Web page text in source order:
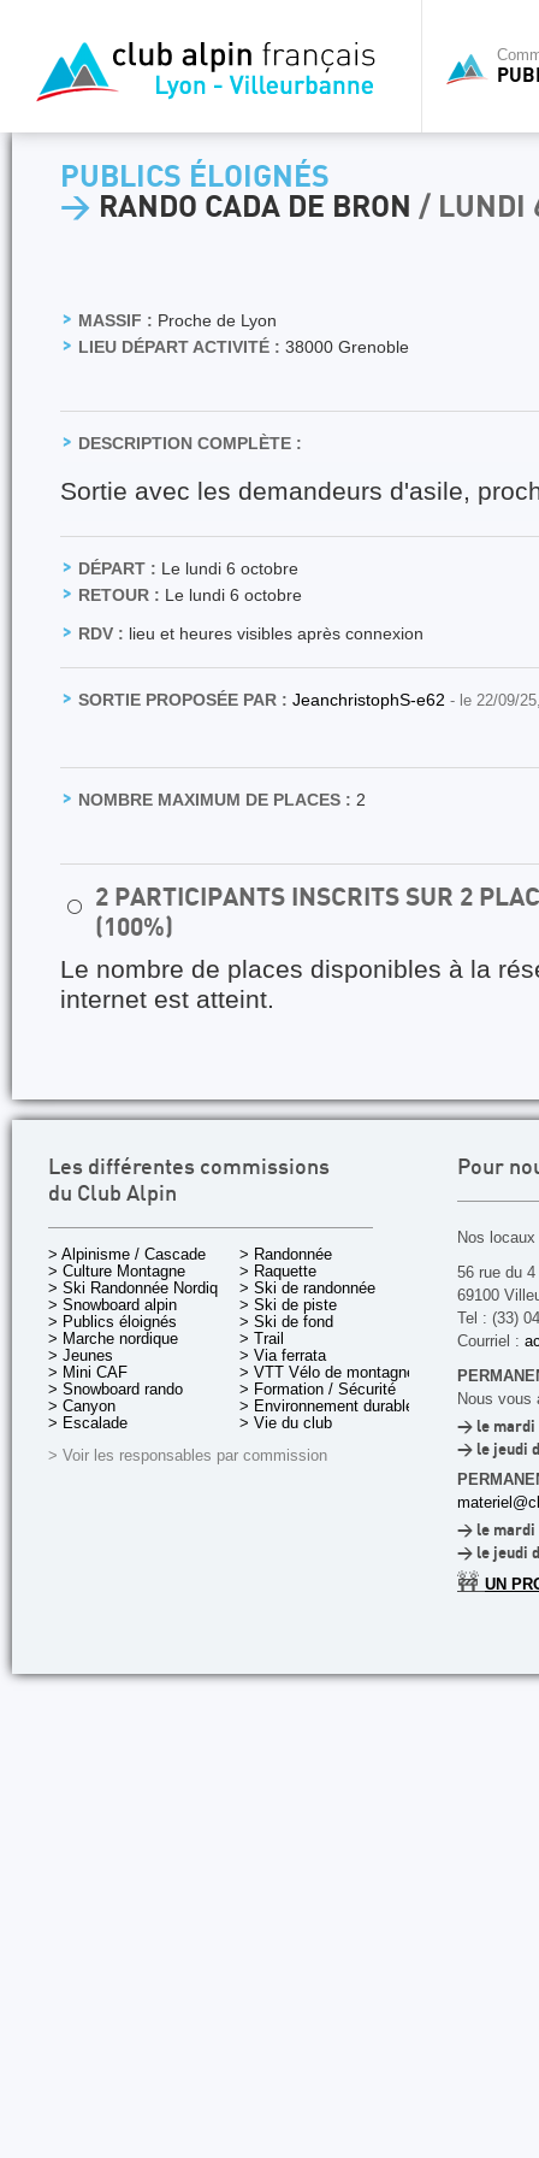
PUBLICS ÉLOIGNÉS
> RANDO CADA DE BRON / LUNDI
MASSIF : Proche de Lyon
LIEU DÉPART ACTIVITÉ : 38000 Grenoble
DESCRIPTION COMPLÈTE :
Sortie avec les demandeurs d'asile,
DÉPART : Le lundi 6 octobre
RETOUR : Le lundi 6 octobre
RDV : lieu et heures visibles après connexion
SORTIE PROPOSÉE PAR : JeanchristophS-e62 - le 22/09/
NOMBRE MAXIMUM DE PLACES : 2
⚪
2 PARTICIPANTS INSCRITS SUR 2
(100%)
Le nombre de places disponibles à la
internet est atteint.
Les différentes commissions
du Club Alpin
> Alpinisme / Cascade
> Culture Montagne
> Ski Randonnée Nordique
> Snowboard alpin
> Publics éloignés
> Marche nordique
> Jeunes
> Mini CAF
> Snowboard rando
> Canyon
> Escalade
> Randonnée
> Raquette
> Ski de randonnée
> Ski de piste
> Ski de fond
> Trail
> Via ferrata
> VTT Vélo de montagne
> Formation / Sécurité
> Environnement durable
> Vie du club
> Voir les responsables par commission
Pour
Nos
56 rue du
69100
Tel : (33)
Courriel :
Nous vous
> le mardi
> le jeudi
> le mardi
> le jeudi
🚧 UN